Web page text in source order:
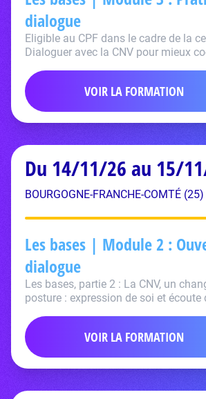
dialogue
Eligible au CPF dans le cadre de la
Dialoguer avec la CNV pour mieux
VOIR LA FORMATION
Du 14/11/26 au 15/
BOURGOGNE-FRANCHE-COMTÉ (25)
Les bases | Module 2 :
dialogue
Les bases, partie 2 : La CNV, un
posture : expression de soi et écoute
VOIR LA FORMATION